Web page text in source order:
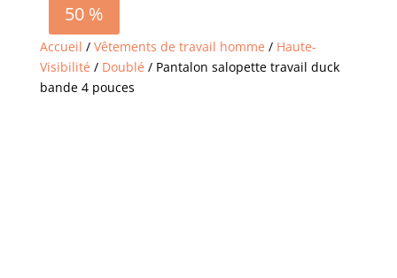
Accueil / Vêtements de travail homme / Haute-
Visibilité / Doublé / Pantalon salopette travail duck
bande 4 pouces
50 %